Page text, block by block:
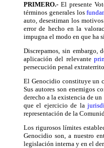
PRIMERO.- El presente
términos generales los
auto, desestiman los
error de hecho en la
impugna el modo en que ha
Discrepamos, sin embargo,
aplicación del relevante
persecución penal
El Genocidio constituye un
Sus autores son enemigos
derecho a la existencia de
que el ejercicio de la
representación de la
Los rigurosos límites
Genocidio son, a nuestro
legislación interna y en el